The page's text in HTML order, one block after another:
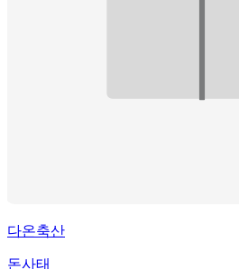
다온축산
돈사태